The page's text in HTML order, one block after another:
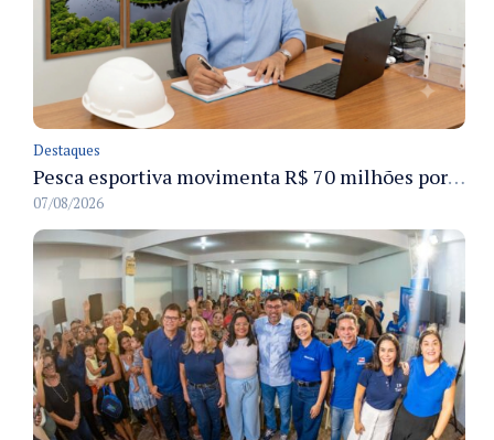
Destaques
Pesca esportiva movimenta R$ 70 milhões por ano e ganha espaço na economia sustentável do Amazonas
07/08/2026